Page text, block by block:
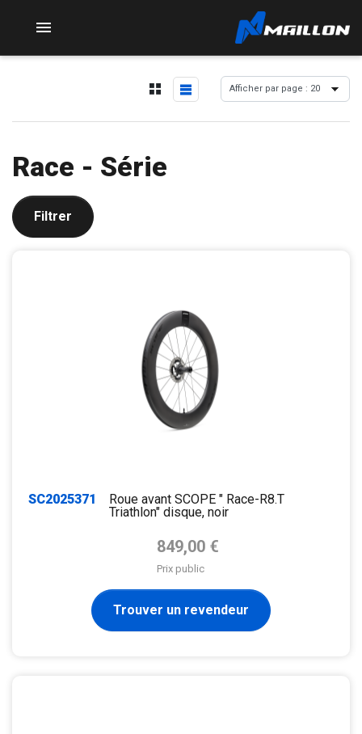

Race - Série
Filtrer
SC2025371
Roue avant SCOPE " Race-R8.T
Triathlon" disque, noir
Prix de base
849,00 €
Prix public
Trouver un revendeur